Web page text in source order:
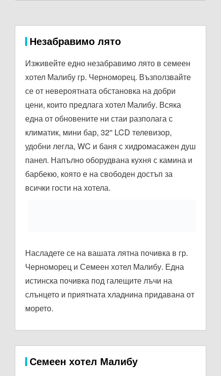
Незабравимо лято
Изживейте едно незабравимо лято в семеен
хотел Малибу гр. Черноморец. Възползвайте
се от невероятната обстановка на добри
цени, които предлага хотел Малибу. Всяка
една от обновените ни стаи разполага с
климатик, мини бар, 32'' LCD телевизор,
удобни легла, WC и баня с хидромасажен душ
панел. Напълно оборудвана кухня с камина и
барбекю, която е на свободен достъп за
всички гости на хотела.
Насладете се на вашата лятна почивка в гр.
Черноморец и Семеен хотел Малибу. Една
истинска почивка под галещите лъчи на
слънцето и приятната хладнина придавана от
морето.
Семеен хотел Малибу